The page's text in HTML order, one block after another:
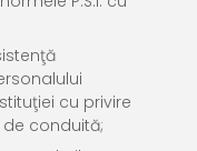
cu privire
conduită;